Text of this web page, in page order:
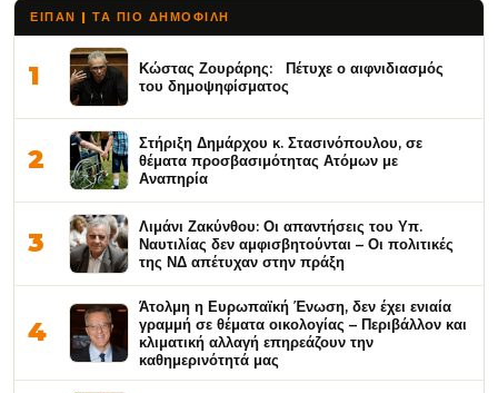
ΕΙΠΑΝ | ΤΑ ΠΙΟ ΔΗΜΟΦΙΛΉ
1
Κώστας Ζουράρης: Πέτυχε ο αιφνιδιασμός
του δημοψηφίσματος
2
Στήριξη Δημάρχου κ. Στασινόπουλου, σε
θέματα προσβασιμότητας Ατόμων με
Αναπηρία
3
Λιμάνι Ζακύνθου: Οι απαντήσεις του Υπ.
Ναυτιλίας δεν αμφισβητούνται – Οι πολιτικές
της ΝΔ απέτυχαν στην πράξη
4
Άτολμη η Ευρωπαϊκή Ένωση, δεν έχει ενιαία
γραμμή σε θέματα οικολογίας – Περιβάλλον και
κλιματική αλλαγή επηρεάζουν την
καθημερινότητά μας